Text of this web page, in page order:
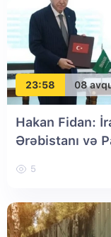
23:58 08
Hakan Fidan:
Ərəbistanı və
5